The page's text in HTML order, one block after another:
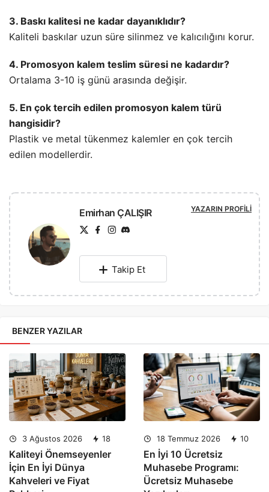
3. Baskı kalitesi ne kadar dayanıklıdır?
Kaliteli baskılar uzun süre silinmez ve kalıcılığını korur.
4. Promosyon kalem teslim süresi ne kadardır?
Ortalama 3-10 iş günü arasında değişir.
5. En çok tercih edilen promosyon kalem türü
hangisidir?
Plastik ve metal tükenmez kalemler en çok tercih
edilen modellerdir.
Emirhan ÇALIŞIR YAZARIN PROFILI
Takip Et
BENZER YAZILAR
3 Ağustos 2026 18
Kaliteyi Önemseyenler
İçin En İyi Dünya
Kahveleri ve Fiyat
18 Temmuz 2026 10
En İyi 10 Ücretsiz
Muhasebe Programı:
Ücretsiz Muhasebe